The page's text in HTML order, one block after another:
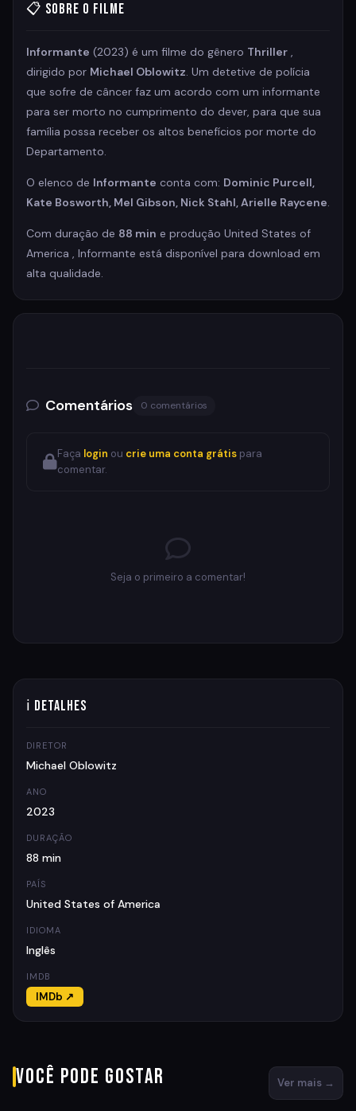
📋 Sobre o Filme
Informante (2023) é um filme do gênero Thriller ,
dirigido por Michael Oblowitz. Um detetive de polícia
que sofre de câncer faz um acordo com um informante
para ser morto no cumprimento do dever, para que sua
família possa receber os altos ​​benefícios por morte do
Departamento.
O elenco de Informante conta com: Dominic Purcell,
Kate Bosworth, Mel Gibson, Nick Stahl, Arielle Raycene.
Com duração de 88 min e produção United States of
America , Informante está disponível para download em
alta qualidade.
Comentários 0 comentários
Faça login ou crie uma conta grátis para
comentar.
Seja o primeiro a comentar!
ℹ Detalhes
DIRETOR
Michael Oblowitz
ANO
2023
DURAÇÃO
88 min
PAÍS
United States of America
IDIOMA
Inglês
IMDB
IMDb ↗
Você pode gostar Ver mais →